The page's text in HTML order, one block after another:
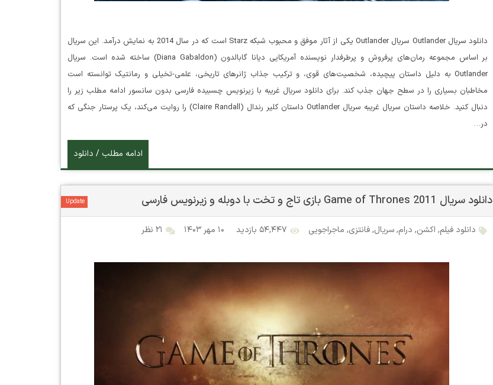
دانلود سریال Outlander سریال Outlander یکی از آثار موفق و محبوب شبکه Starz است که در سال 2014 به نمایش درآمد. این سریال
بر اساس مجموعه رمان‌های پرفروش و پرطرفدار نویسنده آمریکایی دیانا گابالدون (Diana Gabaldon) ساخته شده است. سریال
Outlander به دلیل داستان پیچیده، شخصیت‌های قوی، و ترکیب جذاب ژانرهای تاریخی، علمی-تخیلی و رمانتیک توانسته است
مخاطبان بسیاری را در سطح جهان جذب کند. برای دانلود سریال غریبه با زیرنویس چسبیده فارسی بدون سانسور ادامه مطلب زیر را
دنبال کنید. خلاصه داستان سریال غریبه سریال Outlander داستان کلیر رندال (Claire Randall) را روایت می‌کند، یک پرستار جنگی که
در…
ادامه مطلب / دانلود
دانلود سریال 2011 Game of Thrones بازی تاج و تخت با دوبله و زیرنویس فارسی Update
دانلود فیلم, اکشن, درام,سریال,فانتزی, ماجراجویی ۵۴,۴۴۷ بازدید ۱۰ مهر ۱۴۰۳ ۲۱ نظر